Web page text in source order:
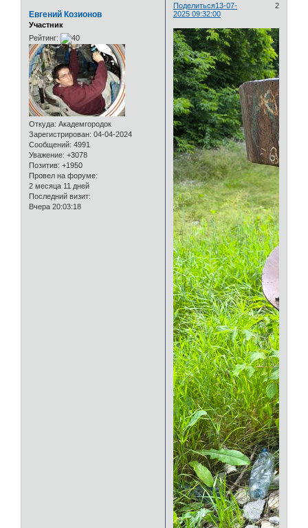
Поделиться 2
13-07-
2025 09:32:00
Евгений Козионов
Участник
Рейтинг:
Откуда: Академгородок
Зарегистрирован: 04-04-2024
Сообщений: 4991
Уважение: +3078
Позитив: +1950
Провел на форуме:
2 месяца 11 дней
Последний визит:
Вчера 20:03:18